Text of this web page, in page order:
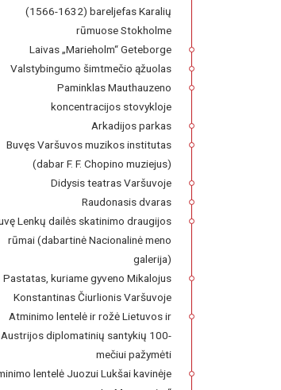
(1566-1632) bareljefas Karalių
rūmuose Stokholme
Laivas „Marieholm“ Geteborge
Valstybingumo šimtmečio ąžuolas
Paminklas Mauthauzeno
koncentracijos stovykloje
Arkadijos parkas
Buvęs Varšuvos muzikos institutas
(dabar F. F. Chopino muziejus)
Didysis teatras Varšuvoje
Raudonasis dvaras
Lenkų dailės skatinimo draugijos
rūmai (dabartinė Nacionalinė meno
galerija)
Pastatas, kuriame gyveno Mikalojus
Konstantinas Čiurlionis Varšuvoje
Atminimo lentelė ir rožė Lietuvos ir
Austrijos diplomatinių santykių 100-
mečiui pažymėti
lentelė Juozui Lukšai kavinėje